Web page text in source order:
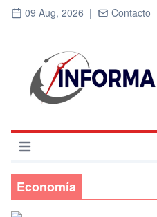
09 Aug, 2026 | Contacto
Abrir menú
Inicio
Cultura
Economía